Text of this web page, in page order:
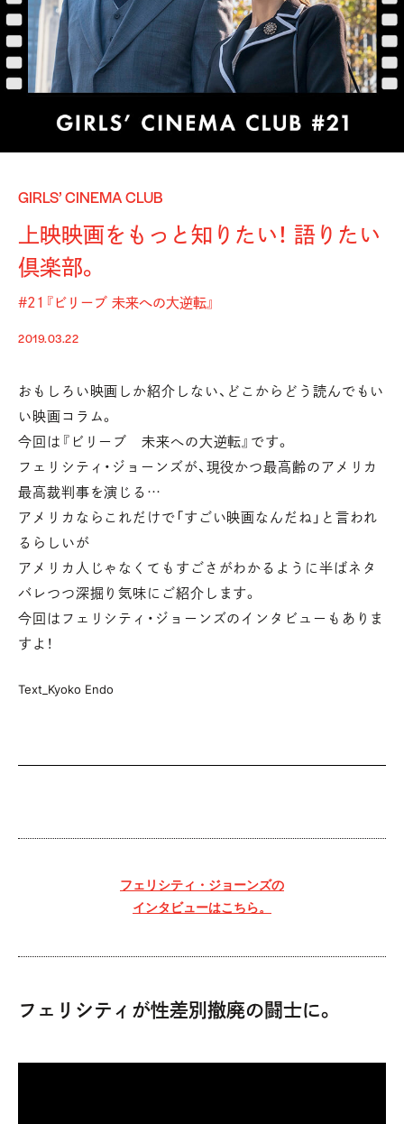
GIRLS’ CINEMA CLUB
上映映画をもっと知りたい！ 語りたい
倶楽部。
#21『ビリーブ 未来への大逆転』
2019.03.22
おもしろい映画しか紹介しない、どこからどう読んでもい
い映画コラム。
今回は『ビリーブ 未来への大逆転』です。
フェリシティ・ジョーンズが、現役かつ最高齢のアメリカ
最高裁判事を演じる…
アメリカならこれだけで「すごい映画なんだね」と言われ
るらしいが
アメリカ人じゃなくてもすごさがわかるように半ばネタ
バレつつ深掘り気味にご紹介します。
今回はフェリシティ・ジョーンズのインタビューもありま
すよ！
Text_Kyoko Endo
フェリシティ・ジョーンズの
インタビューはこちら。
フェリシティが性差別撤廃の闘士に。